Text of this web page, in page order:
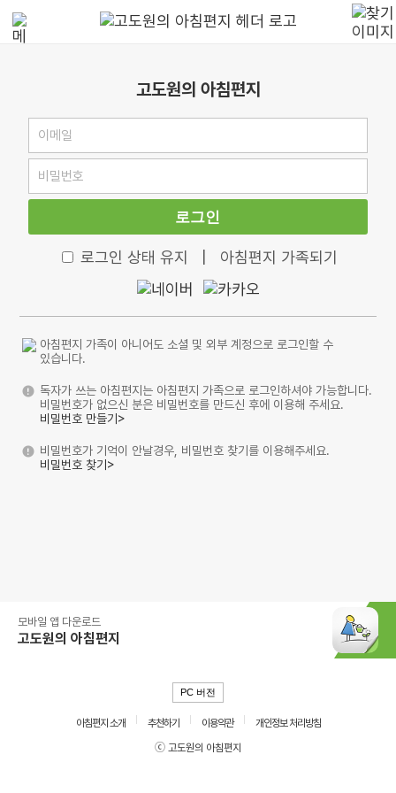
고도원의 아침편지
로그인
로그인 상태 유지 아침편지 가족되기
아침편지 가족이 아니어도 소셜 및 외부 계정으로 로그인할 수
있습니다.
독자가 쓰는 아침편지는 아침편지 가족으로 로그인하셔야 가능합니다.
비밀번호가 없으신 분은 비밀번호를 만드신 후에 이용해 주세요.
비밀번호 만들기>
비밀번호가 기억이 안날경우, 비밀번호 찾기를 이용해주세요.
비밀번호 찾기>
모바일 앱 다운로드
고도원의 아침편지
PC 버전
아침편지 소개 추천하기 이용약관
개인정보 처리방침
ⓒ 고도원의 아침편지